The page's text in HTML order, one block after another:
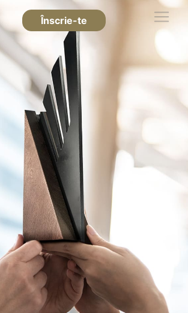
Înscrie-te